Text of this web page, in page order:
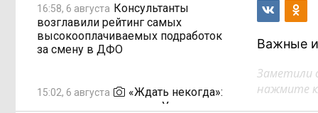
16:58, 6 августа Консультанты
возглавили рейтинг самых
высокооплачиваемых подработок
за смену в ДФО
15:02, 6 августа
«Ждать некогда»:
жители подтопленного Угдана
Важные
Заметили
нажмите